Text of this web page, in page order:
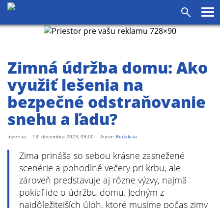
Zimná údržba domu: Ako
využiť lešenia na
bezpečné odstraňovanie
snehu a ľadu?
Inzercia 13. decembra 2023, 09:00 Autor: Redakcia
Zima prináša so sebou krásne zasnežené
scenérie a pohodlné večery pri krbu, ale
zároveň predstavuje aj rôzne výzvy, najmä
pokiaľ ide o údržbu domu. Jedným z
najdôležitejších úloh, ktoré musíme počas zimy